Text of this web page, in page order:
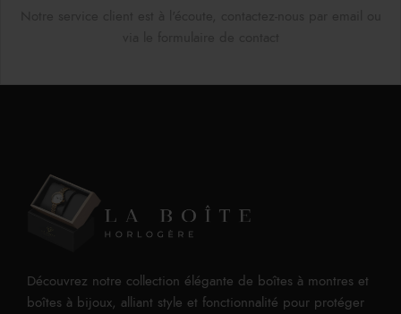
Découvrez notre collection élégante de boîtes à montres et
boîtes à bijoux, alliant style et fonctionnalité pour protéger